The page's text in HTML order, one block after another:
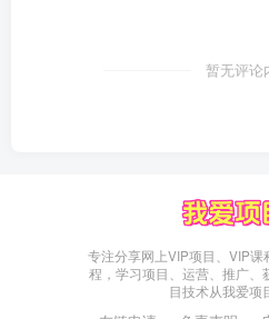
暂无评论
专注分享网上VIP项目、VIP
程，学习项目、运营、推广、
目技术从我爱项